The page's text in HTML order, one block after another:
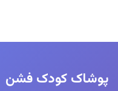
پوشاک کودک فشن